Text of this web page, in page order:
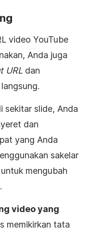
video YouTube
Anda juga
URL dan
sekitar slide, Anda
dan
yang Anda
sakelar
mengubah
videoyang
memikirkan tata